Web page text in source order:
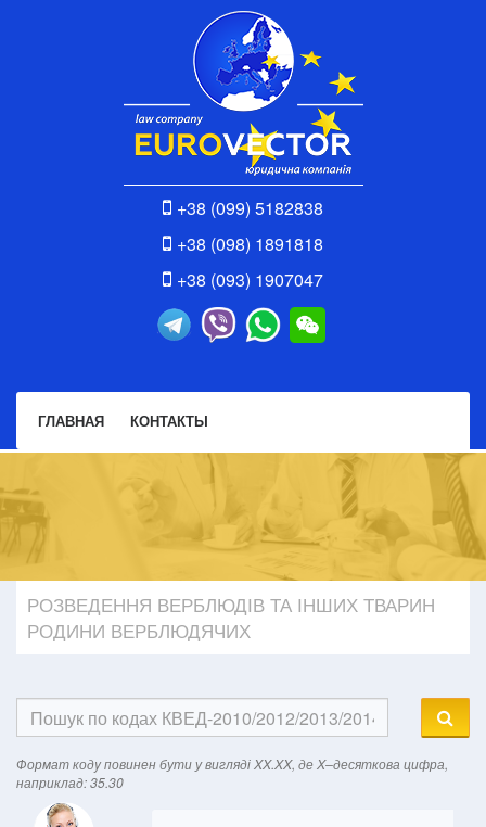
+38 (099) 5182838
+38 (098) 1891818
+38 (093) 1907047
ГЛАВНАЯ КОНТАКТЫ
РОЗВЕДЕННЯ ВЕРБЛЮДІВ ТА ІНШИХ ТВАРИН
РОДИНИ ВЕРБЛЮДЯЧИХ
Формат кодy повинен бути у вигляді XX.XX, де X–десяткова цифра,
наприклад: 35.30